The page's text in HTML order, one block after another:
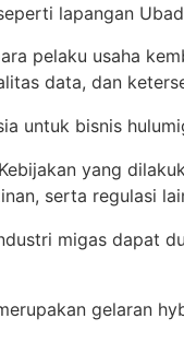
lapangan
pelaku usaha
data, dan
untuk bisnis hulu
Kebijakan yang
, serta regulasi
i migas dapat
gelaran